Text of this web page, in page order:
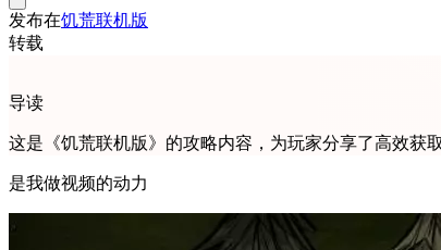
发布在饥荒联机版
转载
导读
这是《饥荒联机版》的攻略内容，为玩家分享了高效获
是我做视频的动力